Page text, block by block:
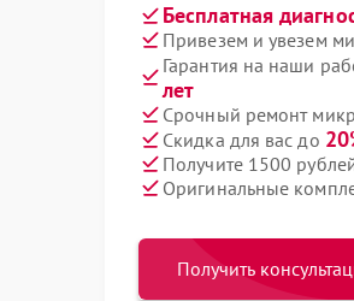
Бесплатная
Привезем и увезем
Гарантия на наши
лет
Срочный ремонт
Скидка для вас до
Получите 1500
Оригинальные
Получить